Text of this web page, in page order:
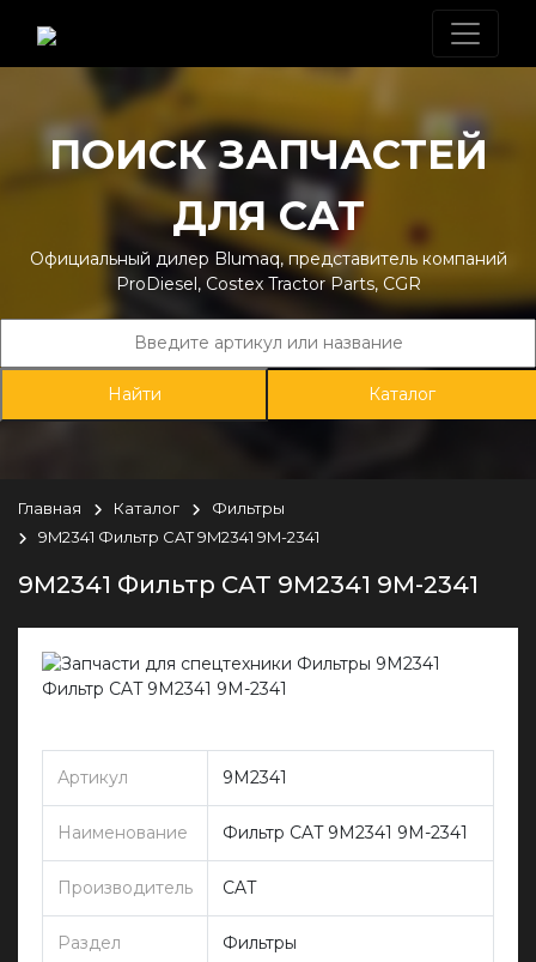
ПОИСК ЗАПЧАСТЕЙ
ДЛЯ CAT
Официальный дилер Blumaq, представитель компаний
ProDiesel, Costex Tractor Parts, CGR
Каталог
Главная Каталог
Фильтры
9M2341 Фильтр CAT 9M2341 9M-2341
9M2341 Фильтр CAT 9M2341 9M-2341
Артикул 9M2341
Наименование Фильтр CAT 9M2341 9M-2341
Производитель CAT
Раздел Фильтры